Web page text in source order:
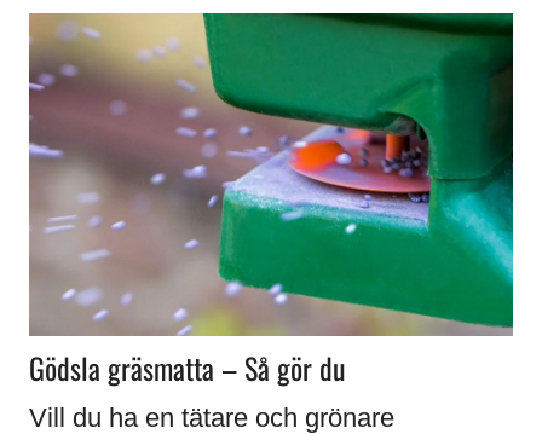
Gödsla gräsmatta – Så gör du
Vill du ha en tätare och grönare